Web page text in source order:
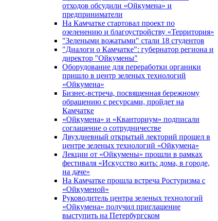
отходов обсудили «Ойкумена» и
предприниматели
На Камчатке стартовал проект по
озеленению и благоустройству «Территория»
"Зелеными вожатыми" стали 18 студентов
"Диалоги о Камчатке": губернатор региона и
директор "Ойкумены"
Оборудование для переработки органики
пришло в центр зеленых технологий
«Ойкумена»
Бизнес-встреча, посвященная бережному
обращению с ресурсами, пройдет на
Камчатке
«Ойкумена» и «Кванториум» подписали
соглашение о сотрудничестве
Двухдневный открытый лекторий прошел в
центре зеленых технологий «Ойкумена»
Лекции от «Ойкумены» прошли в рамках
фестиваля «Искусство жить: дома, в городе,
на даче»
На Камчатке прошла встреча Ростуризма с
«Ойкуменой»
Руководитель центра зеленых технологий
«Ойкумена» получил приглашение
выступить на Петербургском